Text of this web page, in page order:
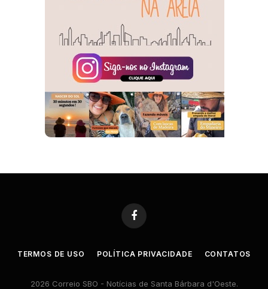
Facebook
TERMOS DE USO POLÍTICA PRIVACIDADE CONTATOS
2026 Correio SBO - Notícias de Santa Bárbara d'Oeste.